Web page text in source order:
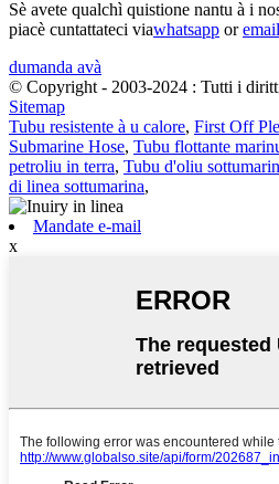
Sè avete qualchì quistione nantu à i
piacè cuntattateci viawhatsapp oremail
dumanda avà
© Copyright - 2003-2024 : Tutti i
Sitemap
Tubu resistente à u calore, First Off
Submarine Hose, Tubu flottante
petroliu in terra, Tubu d'oliu
di linea sottumarina,
Mandate e-mail
x